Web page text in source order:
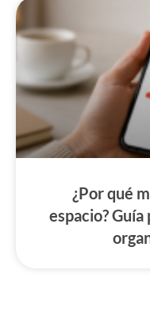
¿Por qué
espacio?